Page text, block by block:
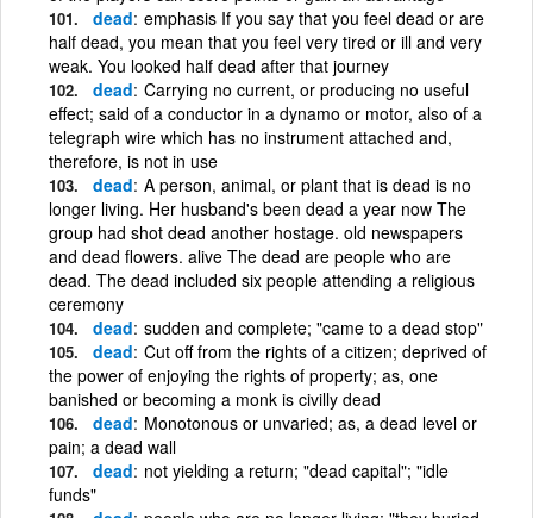
dead emphasis If you say that you feel dead or are
half dead, you mean that you feel very tired or ill and very
weak. You looked half dead after that journey
dead Carrying no current, or producing no useful
effect; said of a conductor in a dynamo or motor, also of a
telegraph wire which has no instrument attached and,
therefore, is not in use
dead A person, animal, or plant that is dead is no
longer living. Her husband's been dead a year now The
group had shot dead another hostage. old newspapers
and dead flowers. alive The dead are people who are
dead. The dead included six people attending a religious
ceremony
dead sudden and complete; "came to a dead stop"
dead Cut off from the rights of a citizen; deprived of
the power of enjoying the rights of property; as, one
banished or becoming a monk is civilly dead
dead Monotonous or unvaried; as, a dead level or
pain; a dead wall
dead not yielding a return; "dead capital"; "idle
funds"